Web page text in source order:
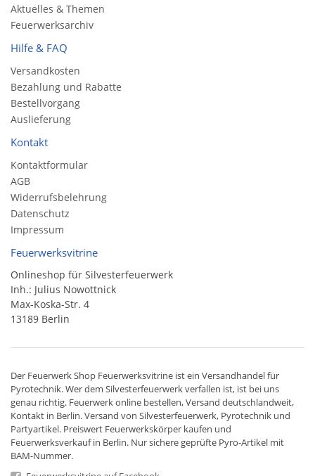
Aktuelles & Themen
Feuerwerksarchiv
Hilfe & FAQ
Versandkosten
Bezahlung und Rabatte
Bestellvorgang
Auslieferung
Kontakt
Kontaktformular
AGB
Widerrufsbelehrung
Datenschutz
Impressum
Feuerwerksvitrine
Onlineshop für Silvesterfeuerwerk
Inh.: Julius Nowottnick
Max-Koska-Str. 4
13189 Berlin
Der Feuerwerk Shop Feuerwerksvitrine ist ein Versandhandelfür
Pyrotechnik. Wer dem Silvesterfeuerwerk verfallen ist, ist bei uns
genau richtig. Feuerwerk online bestellen,Versand deutschlandweit,
Kontakt in Berlin. Versand von Silvesterfeuerwerk, Pyrotechnik und
Partyartikel. Preiswert Feuerwerkskörper kaufen und
Feuerwerksverkauf in Berlin. Nur sichere geprüfte Pyro-Artikel mit
BAM-Nummer.